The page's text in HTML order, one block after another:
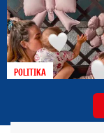
POLITIKA